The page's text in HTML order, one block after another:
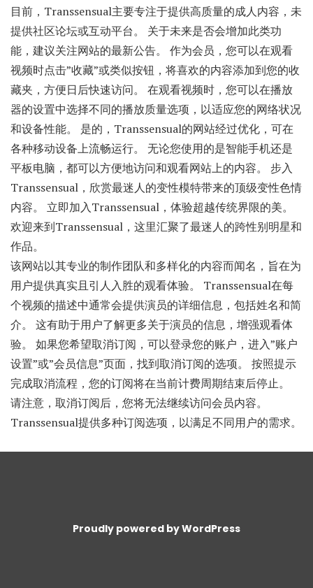
目前，Transsensual主要专注于提供高质量的成人内容，未
提供社区论坛或互动平台。 关于未来是否会增加此类功
能，建议关注网站的最新公告。 作为会员，您可以在观看
视频时点击”收藏”或类似按钮，将喜欢的内容添加到您的收
藏夹，方便日后快速访问。 在观看视频时，您可以在播放
器的设置中选择不同的播放质量选项，以适应您的网络状况
和设备性能。 是的，Transsensual的网站经过优化，可在
各种移动设备上流畅运行。 无论您使用的是智能手机还是
平板电脑，都可以方便地访问和观看网站上的内容。 步入
Transsensual，欣赏最迷人的变性模特带来的顶级变性色情
内容。 立即加入Transsensual，体验超越传统界限的美。
欢迎来到Transsensual，这里汇聚了最迷人的跨性别明星和
作品。
该网站以其专业的制作团队和多样化的内容而闻名，旨在为
用户提供真实且引人入胜的观看体验。 Transsensual在每
个视频的描述中通常会提供演员的详细信息，包括姓名和简
介。 这有助于用户了解更多关于演员的信息，增强观看体
验。 如果您希望取消订阅，可以登录您的账户，进入”账户
设置”或”会员信息”页面，找到取消订阅的选项。 按照提示
完成取消流程，您的订阅将在当前计费周期结束后停止。
请注意，取消订阅后，您将无法继续访问会员内容。
Transsensual提供多种订阅选项，以满足不同用户的需求。
Proudly powered by WordPress